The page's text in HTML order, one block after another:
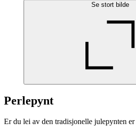
Se stort bilde
Perlepynt
Er du lei av den tradisjonelle julepynten